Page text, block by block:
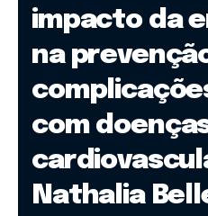
impacto da
na
com
Nathalia